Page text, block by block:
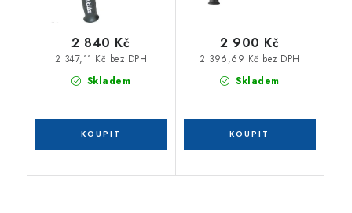
Skladem
2 347,11 Kč bez DPH
2 840 Kč
Skladem
2 396,69 Kč bez DPH
2 900 Kč